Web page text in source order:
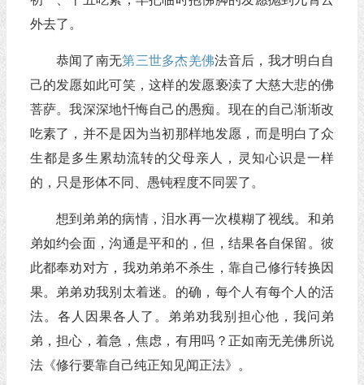
外去了。
恭闻了南无第三世多杰羌佛法音后，我才明白自
己的发愿如此可笑，这样的发愿亵渎了大慈大悲的佛
菩萨。我深深地忏悔自己的愚痴。现在的自己渐渐改
吃素了，并不是因为当初那样地发愿，而是明白了众
生都是多生累劫流转的父母亲人，灵知心识是一样
的，只是形体不同、愚钝程度不同罢了。
想到弟弟的病情，泪水再一次模糊了视线。和弟
弟如约会面，沟通是平和的，但，结果各自保留。彼
此都奉劝对方，我劝弟弟不杀生，靠自己修行转换因
果。弟弟劝我别太着迷。的确，每个人有每个人的活
法。各人因果各人了。弟弟劝我别担心他，我问弟
弟，担心，着急，焦虑，有用吗？正如南无羌佛所说
法《修行要靠自己纯正知见闻正法》。